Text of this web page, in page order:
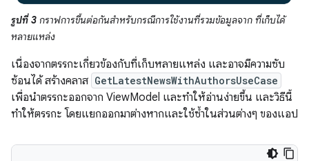
รูปที่ 3 กราฟการขึ้นต่อกันสำหรับกรณีการใช้งานที่รวมข้อมูลจาก ที่เก็บได้
หลายแหล่ง
เนื่องจากตรรกะเกี่ยวข้องกับที่เก็บหลายแหล่ง และอาจมีความซับ
ซ้อนได้ สร้างคลาส GetLatestNewsWithAuthorsUseCase
เพื่อนำตรรกะออกจาก ViewModel และทำให้อ่านง่ายขึ้น และวิธีนี้
ทำให้ตรรกะ โดยแยกออกมาต่างหากและใช้ซ้ำในส่วนต่างๆ ของแอป